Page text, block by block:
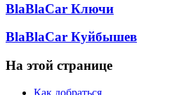
BlaBlaCar Ключи
BlaBlaCar Куйбышев
На этой странице
Как добраться